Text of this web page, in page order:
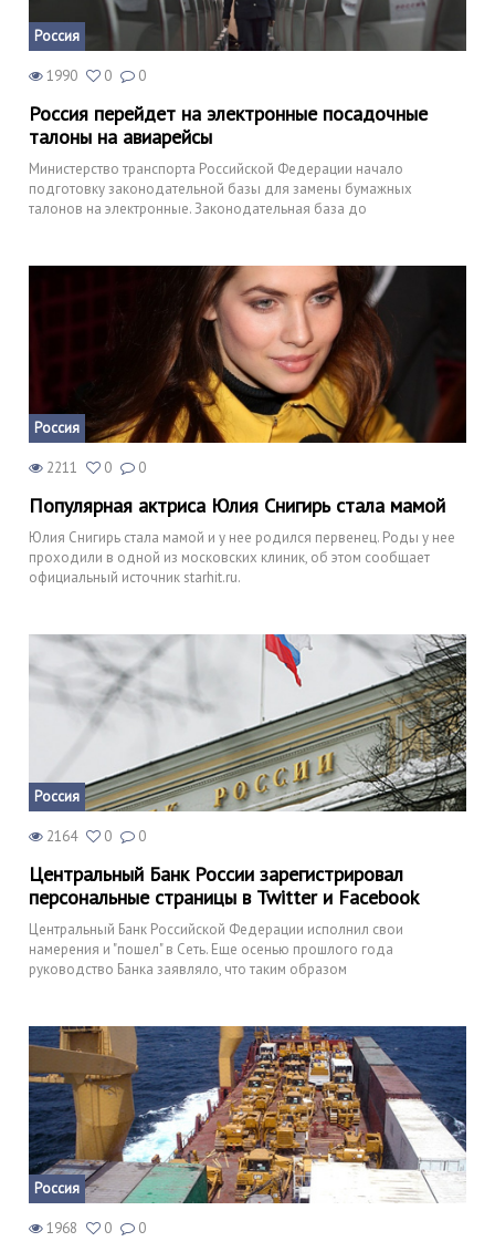
Россия
1990 0 0
Россия перейдет на электронные посадочные
талоны на авиарейсы
Министерство транспорта Российской Федерации начало
подготовку законодательной базы для замены бумажных
талонов на электронные. Законодательная база до
Россия
2211 0 0
Популярная актриса Юлия Снигирь стала мамой
Юлия Снигирь стала мамой и у нее родился первенец. Роды у нее
проходили в одной из московских клиник, об этом сообщает
официальный источник starhit.ru.
Россия
2164 0 0
Центральный Банк России зарегистрировал
персональные страницы в Twitter и Facebook
Центральный Банк Российской Федерации исполнил свои
намерения и "пошел" в Сеть. Еще осенью прошлого года
руководство Банка заявляло, что таким образом
Россия
1968 0 0